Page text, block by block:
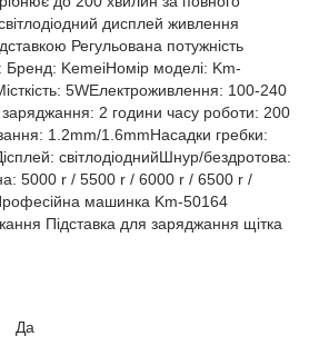
дисплей живлення
Регульована потужність
Бренд: KemeiНомір моделі: Km-
5WЕлектроживлення: 100-240
2 години часу роботи: 200
1.2mm/1.6mmНасадки гребки:
світлодіоднийШнур/бездротова:
5000 r / 5500 r / 6000 r / 6500 r /
машинка Km-50164
Підставка для заряджання щітка
Да